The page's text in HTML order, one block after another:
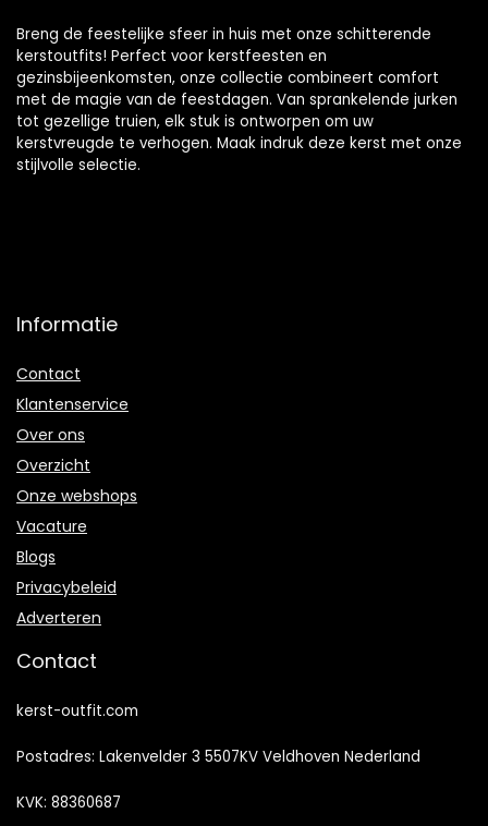
Breng de feestelijke sfeer in huis met onze schitterende
kerstoutfits! Perfect voor kerstfeesten en
gezinsbijeenkomsten, onze collectie combineert comfort
met de magie van de feestdagen. Van sprankelende jurken
tot gezellige truien, elk stuk is ontworpen om uw
kerstvreugde te verhogen. Maak indruk deze kerst met onze
stijlvolle selectie.
Informatie
Contact
Klantenservice
Over ons
Overzicht
Onze webshops
Vacature
Blogs
Privacybeleid
Adverteren
Contact
kerst-outfit.com
Postadres: Lakenvelder 3 5507KV Veldhoven Nederland
KVK: 88360687